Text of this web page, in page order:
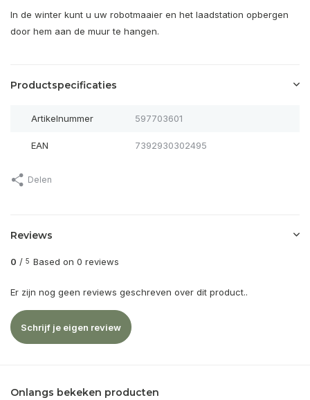
In de winter kunt u uw robotmaaier en het laadstation opbergen
door hem aan de muur te hangen.
Productspecificaties
Artikelnummer 597703601
EAN 7392930302495
Delen
Reviews
0 / 5 Based on 0 reviews
Er zijn nog geen reviews geschreven over dit product..
Schrijf je eigen review
Onlangs bekeken producten